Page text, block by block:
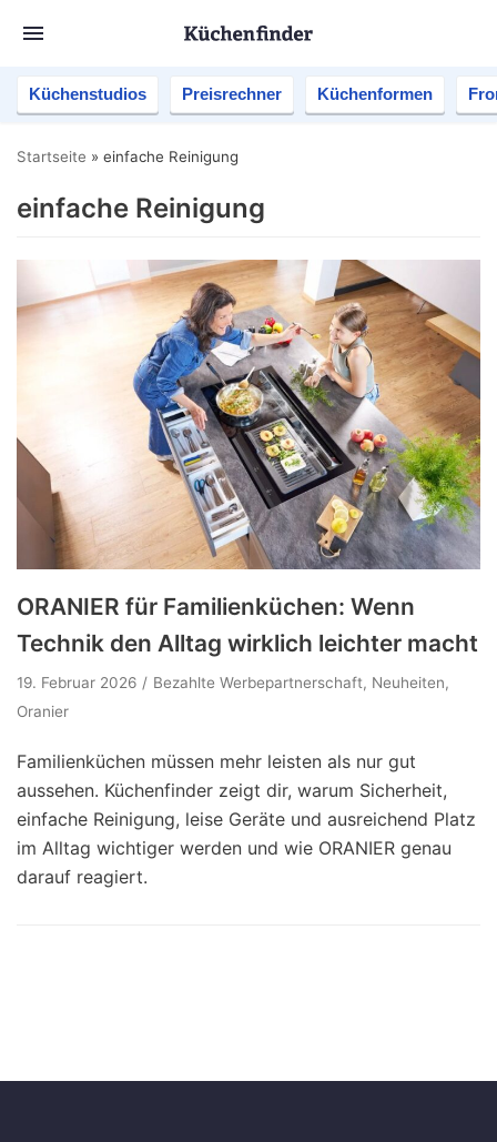
Küchenstudios Preisrechner Küchenformen
Startseite » einfache Reinigung
einfache Reinigung
ORANIER für Familienküchen: Wenn
Technik den Alltag wirklich leichter macht
19. Februar 2026 Bezahlte Werbepartnerschaft, Neuheiten,
Oranier
Familienküchen müssen mehr leisten als nur gut
aussehen. Küchenfinder zeigt dir, warum Sicherheit,
einfache Reinigung, leise Geräte und ausreichend Platz
im Alltag wichtiger werden und wie ORANIER genau
darauf reagiert.